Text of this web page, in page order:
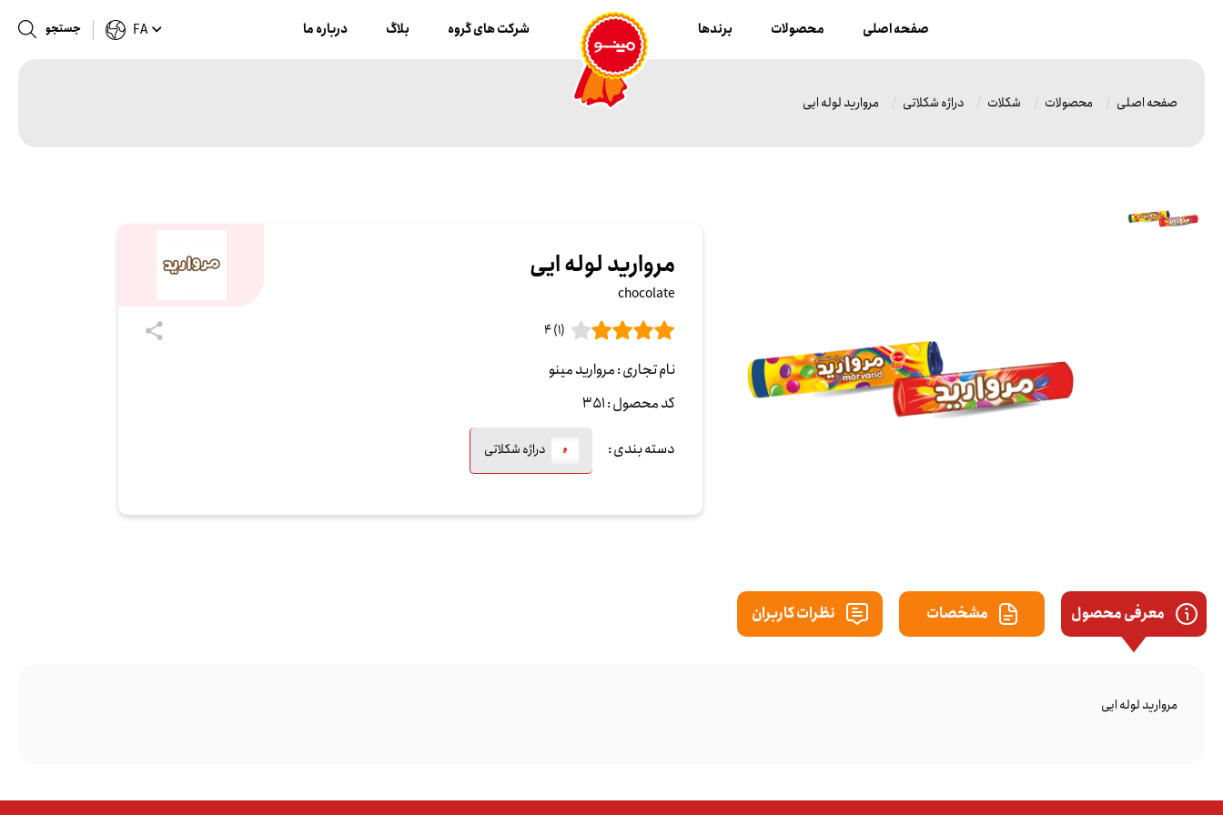
صفحه اصلی محصولات برندها شرکت های گروه بلاگ درباره ما FA جستجو
صفحه اصلی محصولات شکلات دراژه شکلاتی مروارید لوله ایی
مروارید لوله ایی
chocolate
(1) 4
نام تجاری :مروارید مینو
کد محصول :351
دسته بندی : دراژه شکلاتی
معرفی محصول مشخصات نظرات کاربران
مروارید لوله ایی